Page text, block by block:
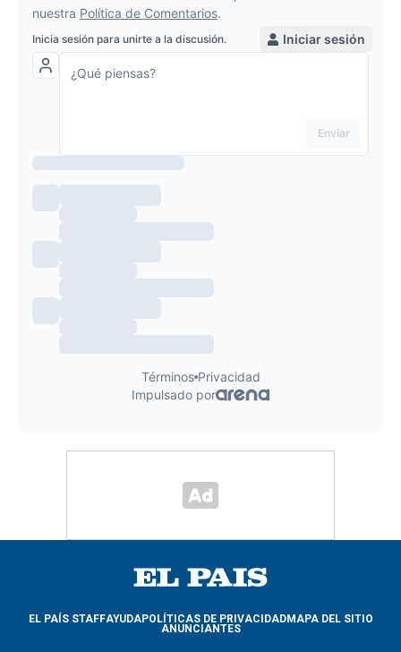
EL PAÍS STAFFAYUDAPOLÍTICAS DE PRIVACIDADMAPA DEL SITIO
ANUNCIANTES